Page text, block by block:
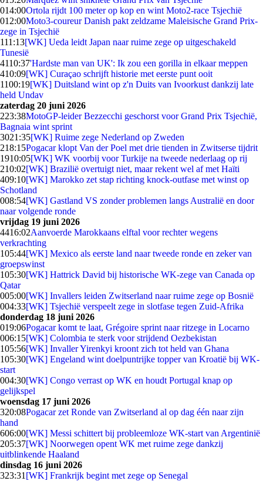
014:00Ortola rijdt 100 meter op kop en wint Moto2-race Tsjechië
012:00Moto3-coureur Danish pakt zeldzame Maleisische Grand Prix-
zege in Tsjechië
111:13[WK] Ueda leidt Japan naar ruime zege op uitgeschakeld
Tunesië
4110:37'Hardste man van UK': Ik zou een gorilla in elkaar meppen
410:09[WK] Curaçao schrijft historie met eerste punt ooit
1100:19[WK] Duitsland wint op z'n Duits van Ivoorkust dankzij late
held Undav
zaterdag 20 juni 2026
223:38MotoGP-leider Bezzecchi geschorst voor Grand Prix Tsjechië,
Bagnaia wint sprint
3021:35[WK] Ruime zege Nederland op Zweden
218:15Pogacar klopt Van der Poel met drie tienden in Zwitserse tijdrit
1910:05[WK] WK voorbij voor Turkije na tweede nederlaag op rij
210:02[WK] Brazilië overtuigt niet, maar rekent wel af met Haïti
409:10[WK] Marokko zet stap richting knock-outfase met winst op
Schotland
008:54[WK] Gastland VS zonder problemen langs Australië en door
naar volgende ronde
vrijdag 19 juni 2026
4416:02Aanvoerde Marokkaans elftal voor rechter wegens
verkrachting
105:44[WK] Mexico als eerste land naar tweede ronde en zeker van
groepswinst
105:30[WK] Hattrick David bij historische WK-zege van Canada op
Qatar
005:00[WK] Invallers leiden Zwitserland naar ruime zege op Bosnië
004:33[WK] Tsjechië verspeelt zege in slotfase tegen Zuid-Afrika
donderdag 18 juni 2026
019:06Pogacar komt te laat, Grégoire sprint naar ritzege in Locarno
006:15[WK] Colombia te sterk voor strijdend Oezbekistan
105:56[WK] Invaller Yirenkyi kroont zich tot held van Ghana
105:30[WK] Engeland wint doelpuntrijke topper van Kroatië bij WK-
start
004:30[WK] Congo verrast op WK en houdt Portugal knap op
gelijkspel
woensdag 17 juni 2026
320:08Pogacar zet Ronde van Zwitserland al op dag één naar zijn
hand
606:00[WK] Messi schittert bij probleemloze WK-start van Argentinië
205:37[WK] Noorwegen opent WK met ruime zege dankzij
uitblinkende Haaland
dinsdag 16 juni 2026
323:31 [WK] Frankrijk begint met zege op Senegal